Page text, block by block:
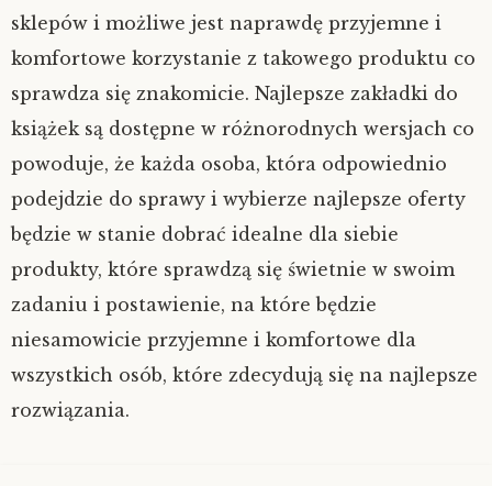
sklepów i możliwe jest naprawdę przyjemne i
komfortowe korzystanie z takowego produktu co
sprawdza się znakomicie. Najlepsze zakładki do
książek są dostępne w różnorodnych wersjach co
powoduje, że każda osoba, która odpowiednio
podejdzie do sprawy i wybierze najlepsze oferty
będzie w stanie dobrać idealne dla siebie
produkty, które sprawdzą się świetnie w swoim
zadaniu i postawienie, na które będzie
niesamowicie przyjemne i komfortowe dla
wszystkich osób, które zdecydują się na najlepsze
rozwiązania.